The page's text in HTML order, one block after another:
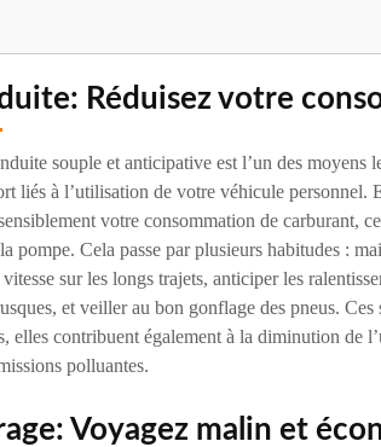
Réduisez votre
souple et anticipative est l’un des moyens
liés à l’utilisation de votre véhicule personnel.
votre consommation de carburant,
pompe. Cela passe par plusieurs habitudes :
sur les longs trajets, anticiper les
et veiller au bon gonflage des pneus. Ces
elles contribuent également à la diminution de
polluantes.
Voyagez malin et